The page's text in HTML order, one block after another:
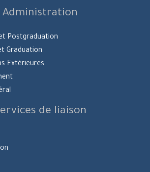
Administration
Postgraduation
Graduation
Extérieures
de liaison